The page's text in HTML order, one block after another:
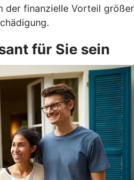
der finanzielle Vorteil größer
für Sie sein